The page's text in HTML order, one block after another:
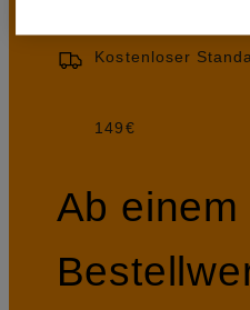
Kostenloser
149€
Ab einem